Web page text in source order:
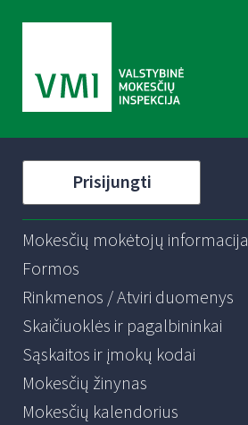
Prisijungti
Mokesčių mokėtojų informacija
Formos
Rinkmenos / Atviri duomenys
Skaičiuoklės ir pagalbininkai
Sąskaitos ir įmokų kodai
Mokesčių žinynas
Mokesčių kalendorius